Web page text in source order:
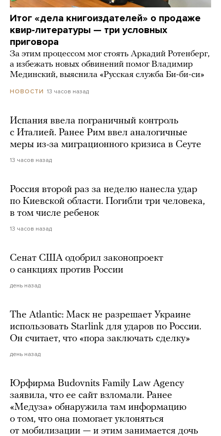
Итог «дела книгоиздателей» о продаже
квир-литературы — три условных
приговора
За этим процессом мог стоять Аркадий Ротенберг,
а избежать новых обвинений помог Владимир
Мединский, выяснила «Русская служба Би-би-си»
НОВОСТИ 13 часов назад
Испания ввела пограничный контроль
с Италией. Ранее Рим ввел аналогичные
меры из-за миграционного кризиса в Сеуте
13 часов назад
Россия второй раз за неделю нанесла удар
по Киевской области. Погибли три человека,
в том числе ребенок
13 часов назад
Сенат США одобрил законопроект
о санкциях против России
день назад
The Atlantic: Маск не разрешает Украине
использовать Starlink для ударов по России.
Он считает, что «пора заключать сделку»
день назад
Юрфирма Budovnits Family Law Agency
заявила, что ее сайт взломали. Ранее
«Медуза» обнаружила там информацию
о том, что она помогает уклоняться
от мобилизации — и этим занимается дочь